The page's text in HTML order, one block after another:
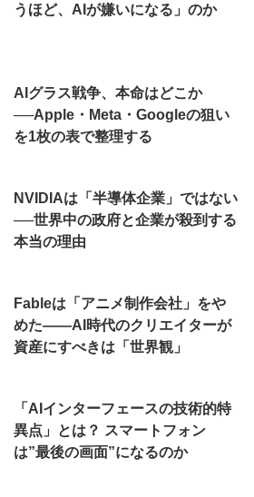
うほど、AIが嫌いになる」のか
AIグラス戦争、本命はどこか
──Apple・Meta・Googleの狙い
を1枚の表で整理する
NVIDIAは「半導体企業」ではない
──世界中の政府と企業が殺到する
本当の理由
Fableは「アニメ制作会社」をや
めた――AI時代のクリエイターが
資産にすべきは「世界観」
「AIインターフェースの技術的特
異点」とは？ スマートフォン
は”最後の画面”になるのか